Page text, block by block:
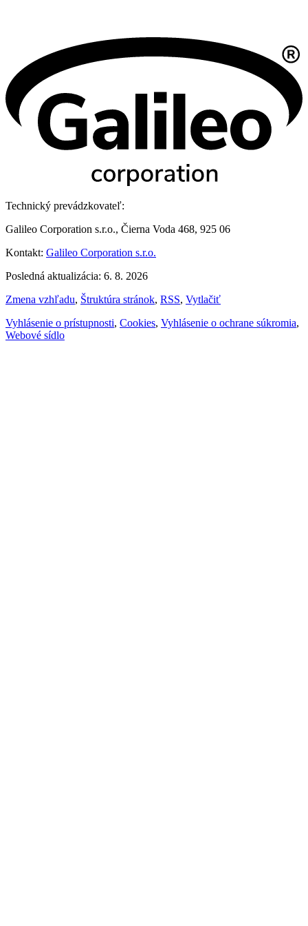
Technický prevádzkovateľ:
Galileo Corporation s.r.o., Čierna Voda 468, 925 06
Kontakt: Galileo Corporation s.r.o.
Posledná aktualizácia: 6. 8. 2026
Zmena vzhľadu, Štruktúra stránok, RSS, Vytlačiť
Vyhlásenie o prístupnosti, Cookies, Vyhlásenie o ochrane súkromia,
Webové sídlo